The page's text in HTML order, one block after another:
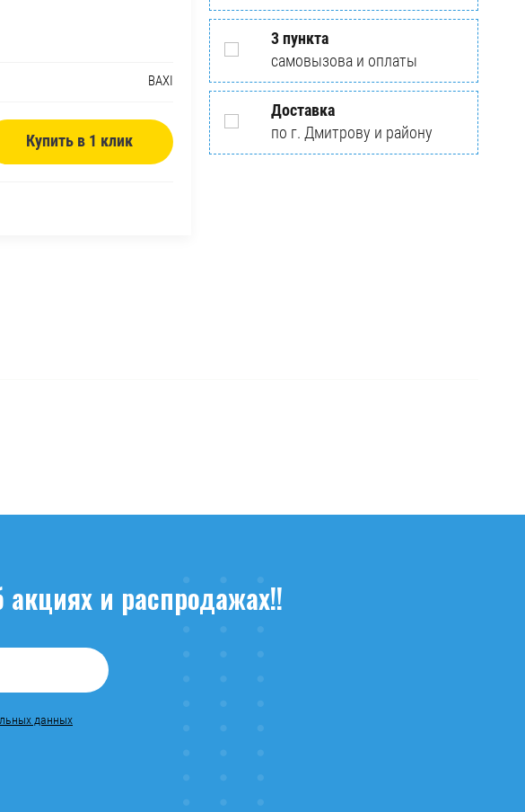
BAXI
Купить в 1 клик
3 пункта
самовызова и оплаты
Доставка
по г. Дмитрову и району
и распродажах!!
данных